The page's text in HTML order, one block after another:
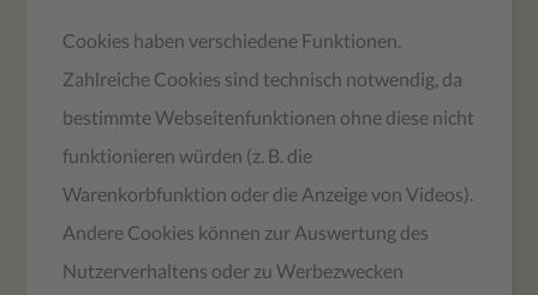
Cookies haben verschiedene Funktionen.
Zahlreiche Cookies sind technisch notwendig, da
bestimmte Webseitenfunktionen ohne diese nicht
funktionieren würden (z. B. die
Warenkorbfunktion oder die Anzeige von Videos).
Andere Cookies können zur Auswertung des
Nutzerverhaltens oder zu Werbezwecken